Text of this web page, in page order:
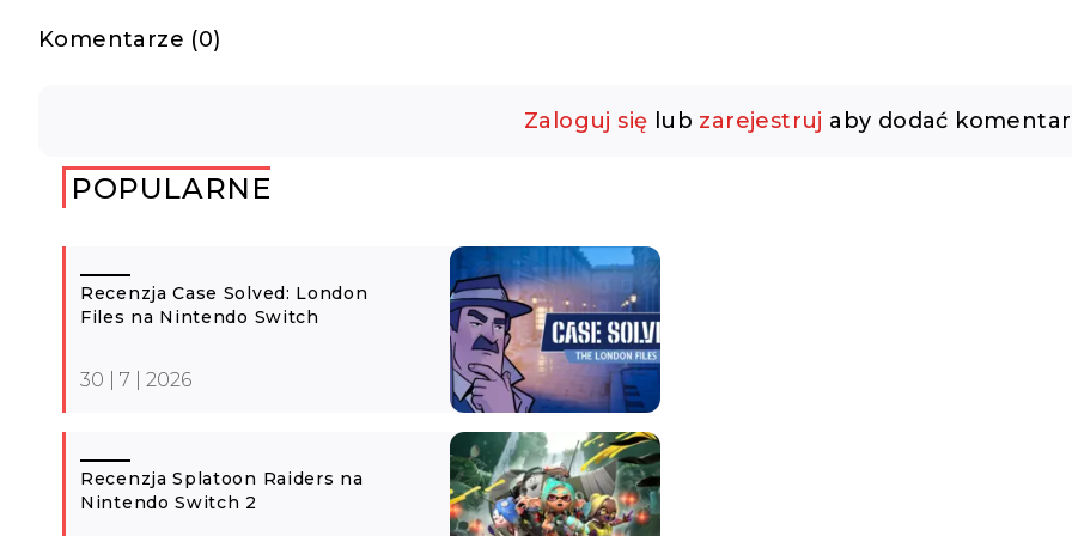
Komentarze (0)
Zaloguj się lub zarejestruj aby dodać
POPULARNE
Recenzja Case Solved: London
Files na Nintendo Switch
30 | 7 | 2026
Recenzja Splatoon Raiders na
Nintendo Switch 2